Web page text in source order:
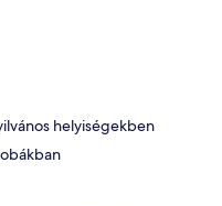
helyiségekben